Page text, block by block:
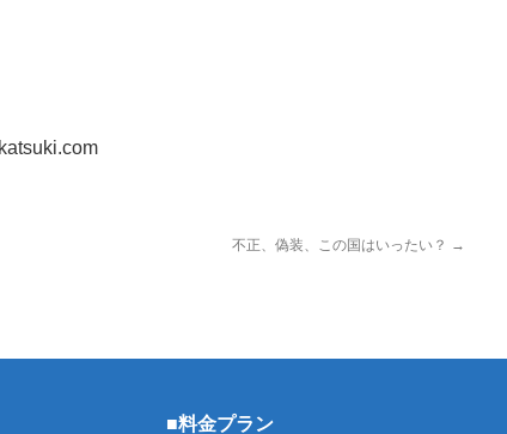
不正、偽装、この国はいったい？ →
■料金プラン